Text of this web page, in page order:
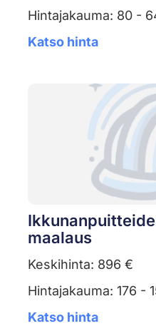
Hintajakauma: 80 -
Katso hinta
maalaus
Keskihinta: 896 €
Hintajakauma: 176 -
Katso hinta